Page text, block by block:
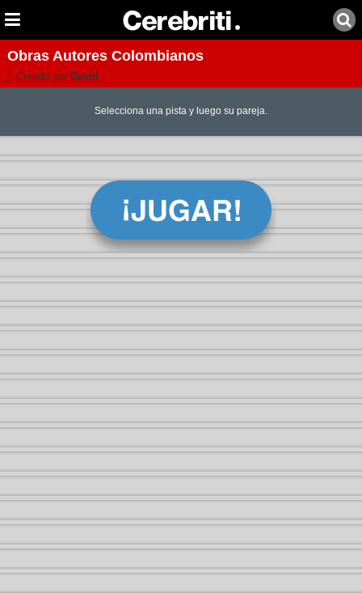
Obras Autores Colombianos
Creado por: David
Selecciona una pista y luego su pareja.